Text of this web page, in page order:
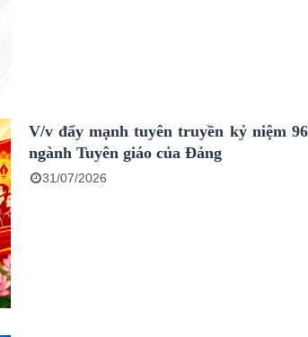
V/v đẩy mạnh tuyên truyền kỷ niệm
ngành Tuyên giáo của Đảng
31/07/2026